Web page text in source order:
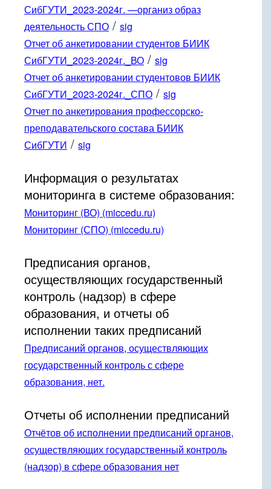
СибГУТИ_2023-2024г. —организ образ
деятельность СПО / sig
Отчет об анкетировании студентов БИИК
СибГУТИ_2023-2024г._ВО / sig
Отчет об анкетировании студентовов БИИК
СибГУТИ_2023-2024г._СПО / sig
Отчет по анкетирования профессорско-
преподавательского состава БИИК
СибГУТИ / sig
Информация о результатах
мониторинга в системе образования:
Мониторинг (ВО) (miccedu.ru)
Мониторинг (СПО) (miccedu.ru)
Предписания органов,
осуществляющих государственный
контроль (надзор) в сфере
образования, и отчеты об
исполнении таких предписаний
Предписаний органов, осуществляющих
государственный контроль с сфере
образования, нет.
Отчеты об исполнении предписаний
Отчётов об исполнении предписаний органов,
осуществляющих государственный контроль
(надзор) в сфере образования нет